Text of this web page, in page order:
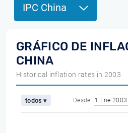
IPC China
GRÁFICO DE
CHINA
Historical inflation rates in 2003
todos ▾ Desde 1 Ene 2003